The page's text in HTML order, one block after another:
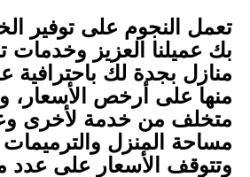
تعمل النجوم على توفير
بك عميلنا العزيز وخدمات
منازل بجدة لك باحترافية
منها على أرخص الأسعار،
متخلف من خدمة لأخرى
مساحة المنزل والترميمات
وتتوقف الأسعار على عدد